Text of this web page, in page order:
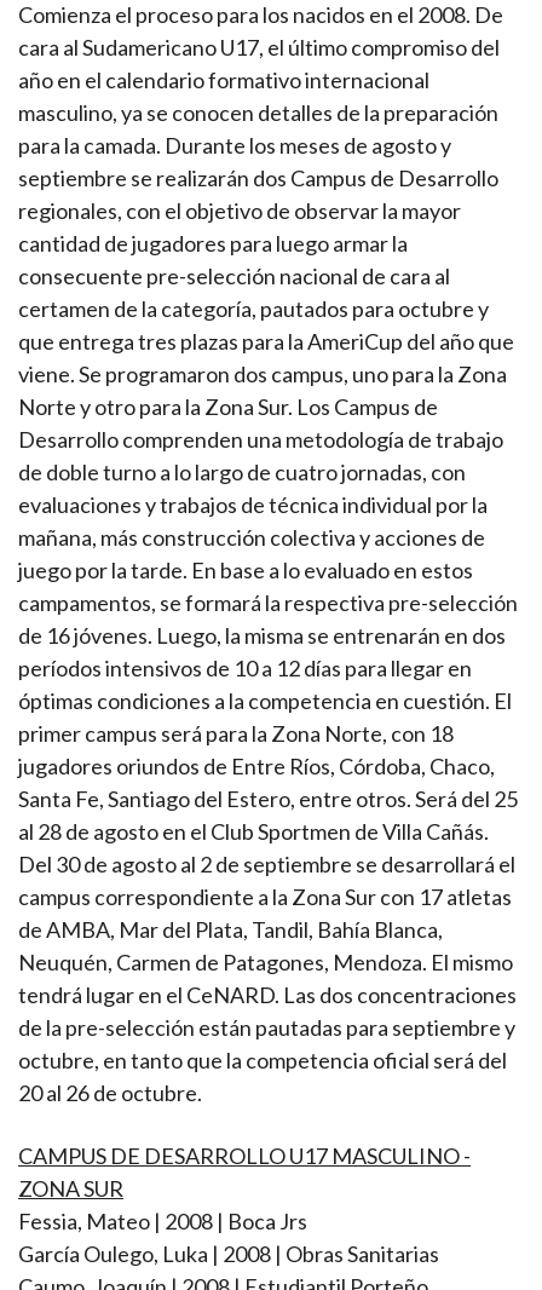
Comienza el proceso para los nacidos en el 2008. De
cara al Sudamericano U17, el último compromiso del
año en el calendario formativo internacional
masculino, ya se conocen detalles de la preparación
para la camada. Durante los meses de agosto y
septiembre se realizarán dos Campus de Desarrollo
regionales, con el objetivo de observar la mayor
cantidad de jugadores para luego armar la
consecuente pre-selección nacional de cara al
certamen de la categoría, pautados para octubre y
que entrega tres plazas para la AmeriCup del año que
viene. Se programaron dos campus, uno para la Zona
Norte y otro para la Zona Sur. Los Campus de
Desarrollo comprenden una metodología de trabajo
de doble turno a lo largo de cuatro jornadas, con
evaluaciones y trabajos de técnica individual por la
mañana, más construcción colectiva y acciones de
juego por la tarde. En base a lo evaluado en estos
campamentos, se formará la respectiva pre-selección
de 16 jóvenes. Luego, la misma se entrenarán en dos
períodos intensivos de 10 a 12 días para llegar en
óptimas condiciones a la competencia en cuestión. El
primer campus será para la Zona Norte, con 18
jugadores oriundos de Entre Ríos, Córdoba, Chaco,
Santa Fe, Santiago del Estero, entre otros. Será del 25
al 28 de agosto en el Club Sportmen de Villa Cañás.
Del 30 de agosto al 2 de septiembre se desarrollará el
campus correspondiente a la Zona Sur con 17 atletas
de AMBA, Mar del Plata, Tandil, Bahía Blanca,
Neuquén, Carmen de Patagones, Mendoza. El mismo
tendrá lugar en el CeNARD. Las dos concentraciones
de la pre-selección están pautadas para septiembre y
octubre, en tanto que la competencia oficial será del
20 al 26 de octubre.
CAMPUS DE DESARROLLO U17 MASCULINO -
ZONA SUR
Fessia, Mateo | 2008 | Boca Jrs
García Oulego, Luka | 2008 | Obras Sanitarias